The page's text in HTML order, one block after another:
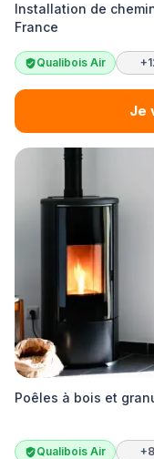
Installation de
France
Qualibois Air
Je
Poêles à bois et
Qualibois Air